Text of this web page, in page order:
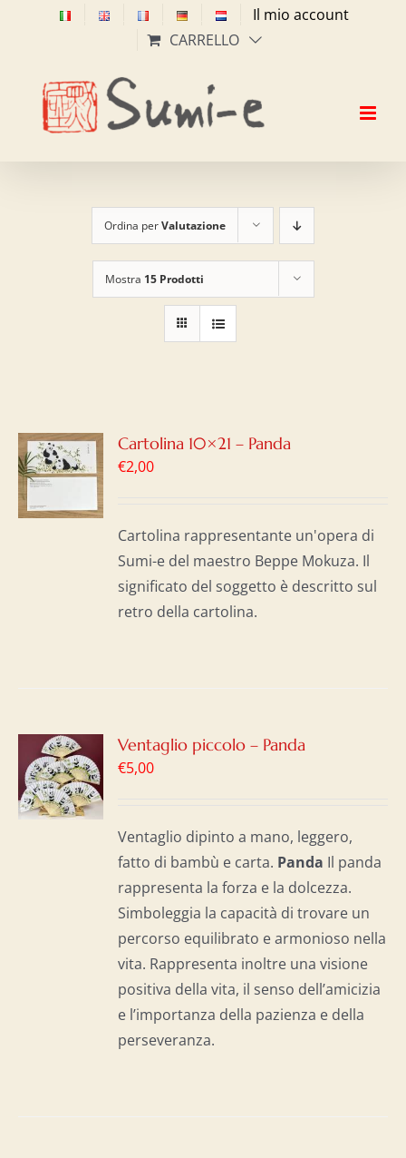
Il mio account
CARRELLO
Ordina perValutazione
Mostra 15 Prodotti
Cartolina 10×21 – Panda
€2,00
Cartolina rappresentante un'opera di
Sumi-e del maestro Beppe Mokuza. Il
significato del soggetto è descritto sul
retro della cartolina.
Ventaglio piccolo – Panda
€5,00
Ventaglio dipinto a mano, leggero,
fatto di bambù e carta. Panda Il panda
rappresenta la forza e la dolcezza.
Simboleggia la capacità di trovare un
percorso equilibrato e armonioso nella
vita. Rappresenta inoltre una visione
positiva della vita, il senso dell’amicizia
e l’importanza della pazienza e della
perseveranza.